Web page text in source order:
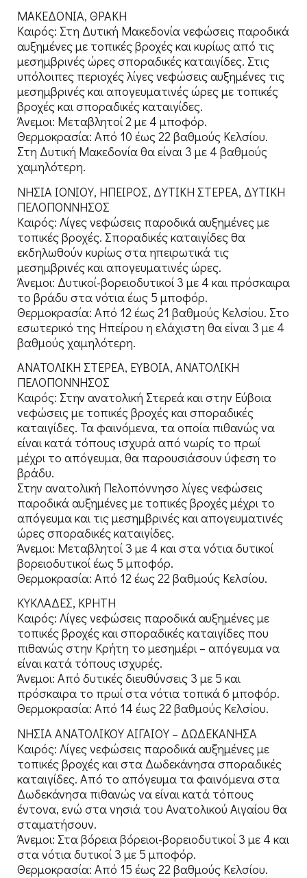
ΜΑΚΕΔΟΝΙΑ, ΘΡΑΚΗ
Καιρός: Στη Δυτική Μακεδονία νεφώσεις παροδικά
αυξημένες με τοπικές βροχές και κυρίως από τις
μεσημβρινές ώρες σποραδικές καταιγίδες. Στις
υπόλοιπες περιοχές λίγες νεφώσεις αυξημένες τις
μεσημβρινές και απογευματινές ώρες με τοπικές
βροχές και σποραδικές καταιγίδες.
Άνεμοι: Μεταβλητοί 2 με 4 μποφόρ.
Θερμοκρασία: Από 10 έως 22 βαθμούς Κελσίου.
Στη Δυτική Μακεδονία θα είναι 3 με 4 βαθμούς
χαμηλότερη.
ΝΗΣΙΑ ΙΟΝΙΟΥ, ΗΠΕΙΡΟΣ, ΔΥΤΙΚΗ ΣΤΕΡΕΑ, ΔΥΤΙΚΗ
ΠΕΛΟΠΟΝΝΗΣΟΣ
Καιρός: Λίγες νεφώσεις παροδικά αυξημένες με
τοπικές βροχές. Σποραδικές καταιγίδες θα
εκδηλωθούν κυρίως στα ηπειρωτικά τις
μεσημβρινές και απογευματινές ώρες.
Άνεμοι: Δυτικοί-βορειοδυτικοί 3 με 4 και πρόσκαιρα
το βράδυ στα νότια έως 5 μποφόρ.
Θερμοκρασία: Από 12 έως 21 βαθμούς Κελσίου. Στο
εσωτερικό της Ηπείρου η ελάχιστη θα είναι 3 με 4
βαθμούς χαμηλότερη.
ΑΝΑΤΟΛΙΚΗ ΣΤΕΡΕΑ, ΕΥΒΟΙΑ, ΑΝΑΤΟΛΙΚΗ
ΠΕΛΟΠΟΝΝΗΣΟΣ
Καιρός: Στην ανατολική Στερεά και στην Εύβοια
νεφώσεις με τοπικές βροχές και σποραδικές
καταιγίδες. Τα φαινόμενα, τα οποία πιθανώς να
είναι κατά τόπους ισχυρά από νωρίς το πρωί
μέχρι το απόγευμα, θα παρουσιάσουν ύφεση το
βράδυ.
Στην ανατολική Πελοπόννησο λίγες νεφώσεις
παροδικά αυξημένες με τοπικές βροχές μέχρι το
απόγευμα και τις μεσημβρινές και απογευματινές
ώρες σποραδικές καταιγίδες.
Άνεμοι: Μεταβλητοί 3 με 4 και στα νότια δυτικοί
βορειοδυτικοί έως 5 μποφόρ.
Θερμοκρασία: Από 12 έως 22 βαθμούς Κελσίου.
ΚΥΚΛΑΔΕΣ, ΚΡΗΤΗ
Καιρός: Λίγες νεφώσεις παροδικά αυξημένες με
τοπικές βροχές και σποραδικές καταιγίδες που
πιθανώς στην Κρήτη το μεσημέρι – απόγευμα να
είναι κατά τόπους ισχυρές.
Άνεμοι: Από δυτικές διευθύνσεις 3 με 5 και
πρόσκαιρα το πρωί στα νότια τοπικά 6 μποφόρ.
Θερμοκρασία: Από 14 έως 22 βαθμούς Κελσίου.
ΝΗΣΙΑ ΑΝΑΤΟΛΙΚΟΥ ΑΙΓΑΙΟΥ – ΔΩΔΕΚΑΝΗΣΑ
Καιρός: Λίγες νεφώσεις παροδικά αυξημένες με
τοπικές βροχές και στα Δωδεκάνησα σποραδικές
καταιγίδες. Από το απόγευμα τα φαινόμενα στα
Δωδεκάνησα πιθανώς να είναι κατά τόπους
έντονα, ενώ στα νησιά του Ανατολικού Αιγαίου θα
σταματήσουν.
Άνεμοι: Στα βόρεια βόρειοι-βορειοδυτικοί 3 με 4 και
στα νότια δυτικοί 3 με 5 μποφόρ.
Θερμοκρασία: Από 15 έως 22 βαθμούς Κελσίου.